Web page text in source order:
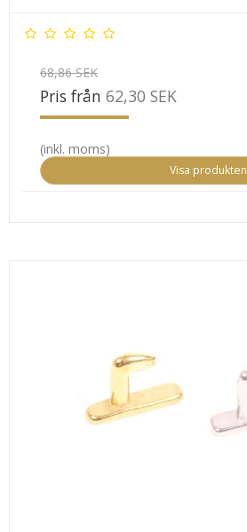
68,86 SEK
Pris från 62,30 SEK
(inkl. moms)
Visa produkten